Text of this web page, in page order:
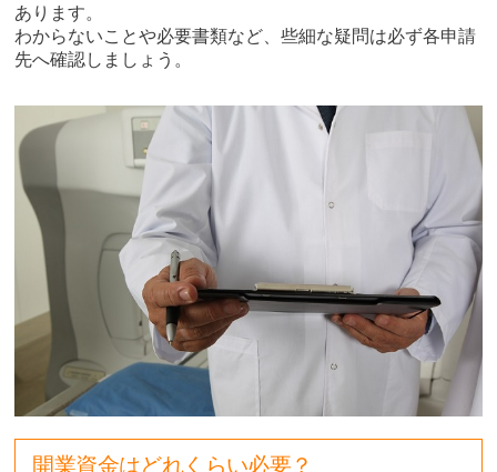
あります。
わからないことや必要書類など、些細な疑問は必ず各申請
先へ確認しましょう。
開業資金はどれくらい必要？